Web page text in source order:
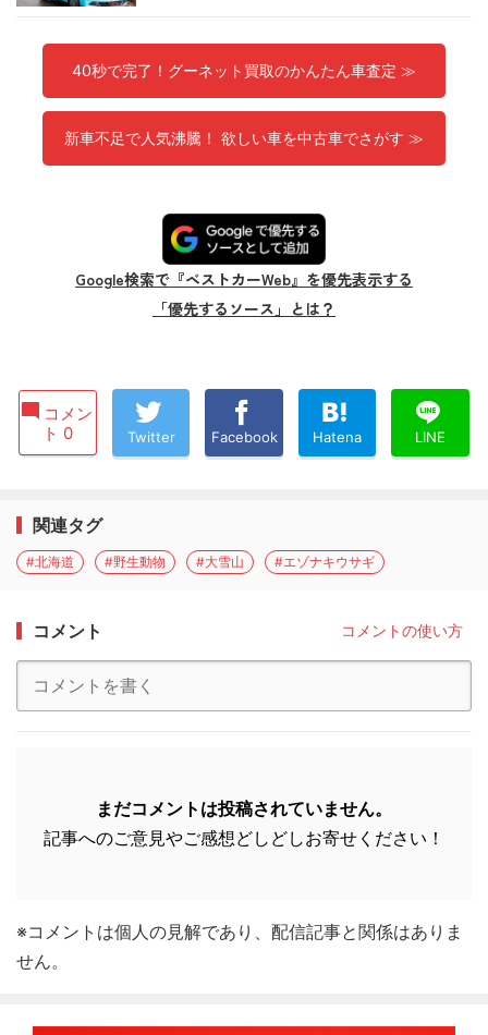
40秒で完了！グーネット買取のかんたん車査定 ≫
新車不足で人気沸騰！ 欲しい車を中古車でさがす ≫
Google検索で『ベストカーWeb』を優先表示する
「優先するソース」とは？
コメン
ト 0
Twitter Facebook Hatena LINE
関連タグ
#北海道 #野生動物 #大雪山 #エゾナキウサギ
コメント コメントの使い方
まだコメントは投稿されていません。
記事へのご意見やご感想どしどしお寄せください！
※コメントは個人の見解であり、配信記事と関係はありま
せん。